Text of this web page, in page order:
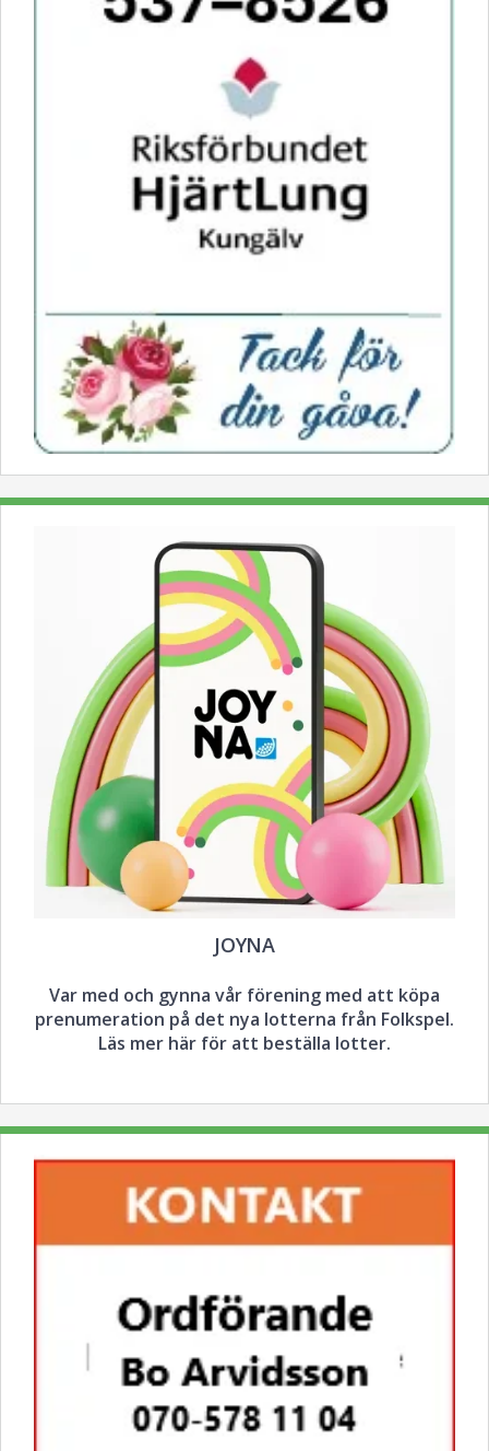
JOYNA
Var med och gynna vår förening med att köpa
prenumeration på det nya lotterna från Folkspel.
Läs mer här för att beställa lotter.